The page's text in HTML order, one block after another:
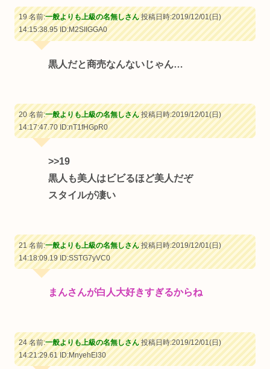
19 名前:一般よりも上級の名無しさん投稿日時:2019/12/01(日)
14:15:38.95ID:M2SIIGGA0
黒人だと商売なんないじゃん…
20 名前:一般よりも上級の名無しさん投稿日時:2019/12/01(日)
14:17:47.70ID:nT1fHGpR0
>>19
黒人も美人はビビるほど美人だぞ
スタイルが凄い
21 名前:一般よりも上級の名無しさん投稿日時:2019/12/01(日)
14:18:09.19ID:SSTG7yVC0
まんさんが白人大好きすぎるからね
24 名前:一般よりも上級の名無しさん投稿日時:2019/12/01(日)
14:21:29.61ID:MnyehEl30